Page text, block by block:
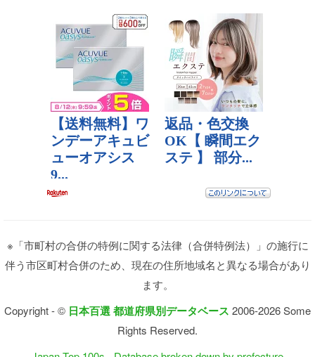
※「市町村の合併の特例に関する法律（合併特例法）」の施行に
伴う市区町村合併のため、現在の住所地域名と異なる場合があり
ます。
Copyright - © 日本百選 都道府県別データベース 2006-2026 Some
Rights Reserved.